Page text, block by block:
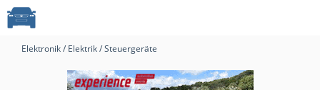
Elektronik / Elektrik / Steuergeräte